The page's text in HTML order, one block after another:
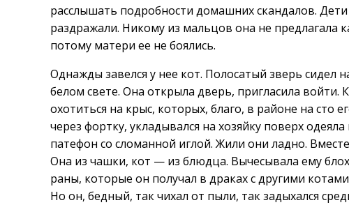
расслышать подробности домашних скандалов.
раздражали. Никому из мальцов она не предлагала
потому матери ее не боялись.
Однажды завелся у нее кот. Полосатый зверь сидел
белом свете. Она открыла дверь, пригласила войти.
охотиться на крыс, которых, благо, в районе на сто
через фортку, укладывался на хозяйку поверх
патефон со сломанной иглой. Жили они ладно.
Она из чашки, кот — из блюдца. Вычесывала ему
раны, которые он получал в драках с другими
Но он, бедный, так чихал от пыли, так задыхался